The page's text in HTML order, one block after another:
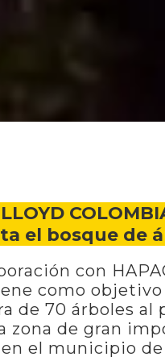
el bosque de
con
como
de 70 árboles al
zona de gran
el municipio de